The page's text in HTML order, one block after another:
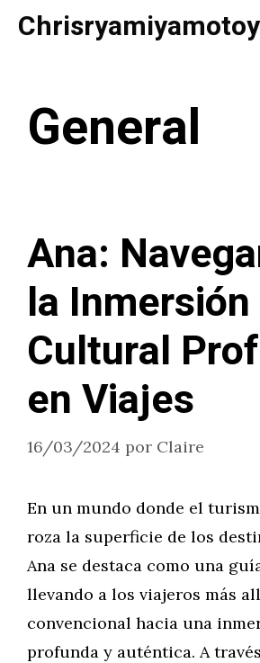
Saltar
General
Ana:
la Inmersión
Cultural
en Viajes
16/03/2024 por Claire
En un mundo donde el
roza la superficie de los
Ana se destaca como una
llevando a los viajeros más
convencional hacia una
profunda y auténtica. A